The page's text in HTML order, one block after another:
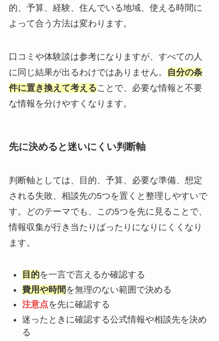
的、予算、経験、住んでいる地域、使える時間に
よって合う方法は変わります。
口コミや体験談は参考になりますが、すべての人
に同じ結果が出るわけではありません。
自分の条
件に置き換えて考えることで、必要な情報と不要
な情報を分けやすくなります。
先に決めると迷いにくい判断軸
判断軸としては、目的、予算、必要な準備、想定
される失敗、相談先の5つを置くと整理しやすいで
す。どのテーマでも、この5つを先に見ることで、
情報収集が行き当たりばったりになりにくくなり
ます。
目的を一言で言えるか確認する
費用や時間 を無理のない範囲で決める
注意点を先に確認する
迷ったときに確認する公式情報や相談先を決め
る